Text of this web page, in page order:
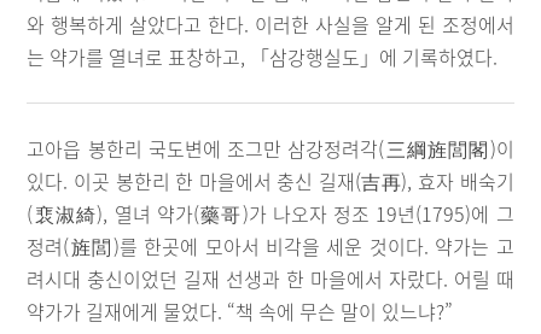
와 행복하게 살았다고 한다. 이러한 사실을 알게 된 조정에서
는 약가를 열녀로 표창하고, 「삼강행실도」에 기록하였다.
고아읍 봉한리 국도변에 조그만 삼강정려각(三綱旌閭閣)이
있다. 이곳 봉한리 한 마을에서 충신 길재(吉再), 효자 배숙기
(裵淑綺), 열녀 약가(藥哥)가 나오자 정조 19년(1795)에 그
정려(旌閭)를 한곳에 모아서 비각을 세운 것이다. 약가는 고
려시대 충신이었던 길재 선생과 한 마을에서 자랐다. 어릴 때
약가가 길재에게 물었다. “책 속에 무슨 말이 있느냐?”